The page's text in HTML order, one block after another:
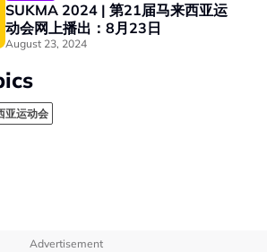
SUKMA 2024 | 第21届马来西亚运
动会网上播出：8月23日
August 23, 2024
亚运动会
Advertisement